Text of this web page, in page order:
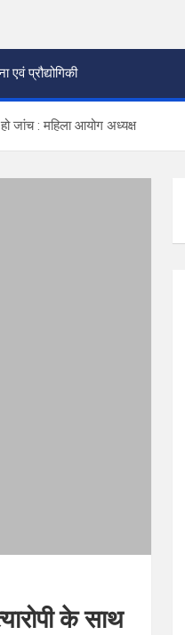
एवं प्रौद्योगिकी
जांच : महिला आयोग अध्यक्ष
के साथ